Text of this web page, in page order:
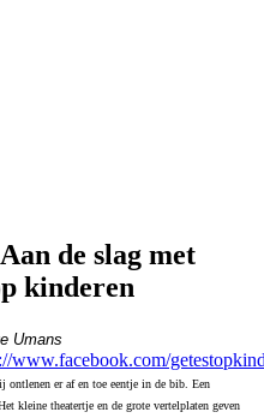
de slag met
kinderen
Umans
www.facebook.com/
ontlenen er af en toe eentje in de bib. Een
kleine theatertje en de grote vertelplaten geven